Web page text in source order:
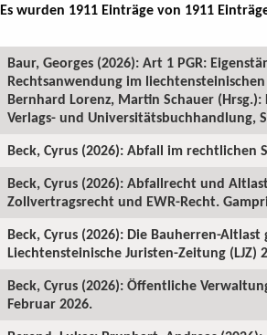
Es wurden 1911 Einträge von 1911
Baur, Georges (2026): Art 1 PGR:
Rechtsanwendung im
Bernhard Lorenz, Martin Schauer
Verlags- und Universitätsbuchhandlung,
Beck, Cyrus (2026): Abfall im rechtlichen
Beck, Cyrus (2026): Abfallrecht und
Zollvertragsrecht und EWR-Recht.
Beck, Cyrus (2026): Die Bauherren-
Liechtensteinische Juristen-Zeitung (LJZ)
Beck, Cyrus (2026): Öffentliche
Februar 2026.